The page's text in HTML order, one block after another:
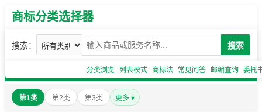
商标分类选择器
搜索： 搜索
分类浏览 列表模式 商标法 常见问答 邮编查询 委托
第1类 第2类 第3类 更多 ▾